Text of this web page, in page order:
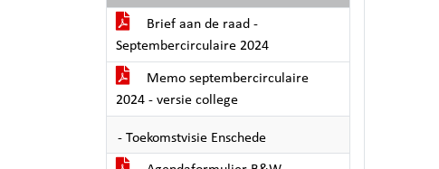
Brief aan de raad -
Septembercirculaire 2024
Memo septembercirculaire
2024 - versie college
- Toekomstvisie Enschede